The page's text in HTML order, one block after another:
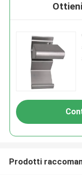
Prodotti